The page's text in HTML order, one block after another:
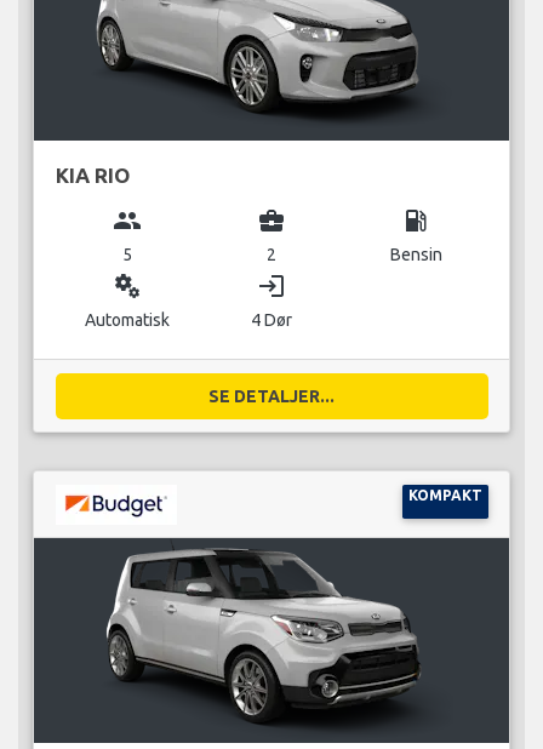
KIA RIO
group
5
business_center
2
local_gas_station
Bensin
miscellaneous_services
Automatisk
login
4 Dør
SE DETALJER...
KOMPAKT